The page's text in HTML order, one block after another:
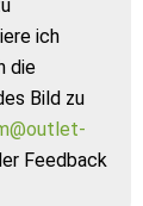
ich
die
Bild zu
Feedback